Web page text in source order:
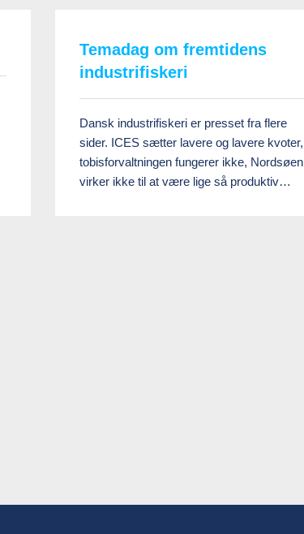
Temadag om fremtidens
industrifiskeri
Dansk industrifiskeri er presset fra flere
sider. ICES sætter lavere og lavere kvoter,
tobisforvaltningen fungerer ikke, Nordsøen
virker ikke til at være lige så produktiv…